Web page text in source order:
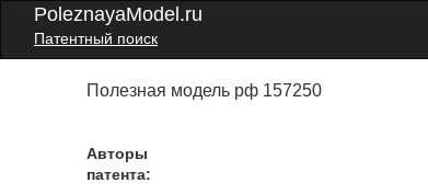
PoleznayaModel.ru
Патентный поиск
Полезная модель рф 157250
Авторы
патента: